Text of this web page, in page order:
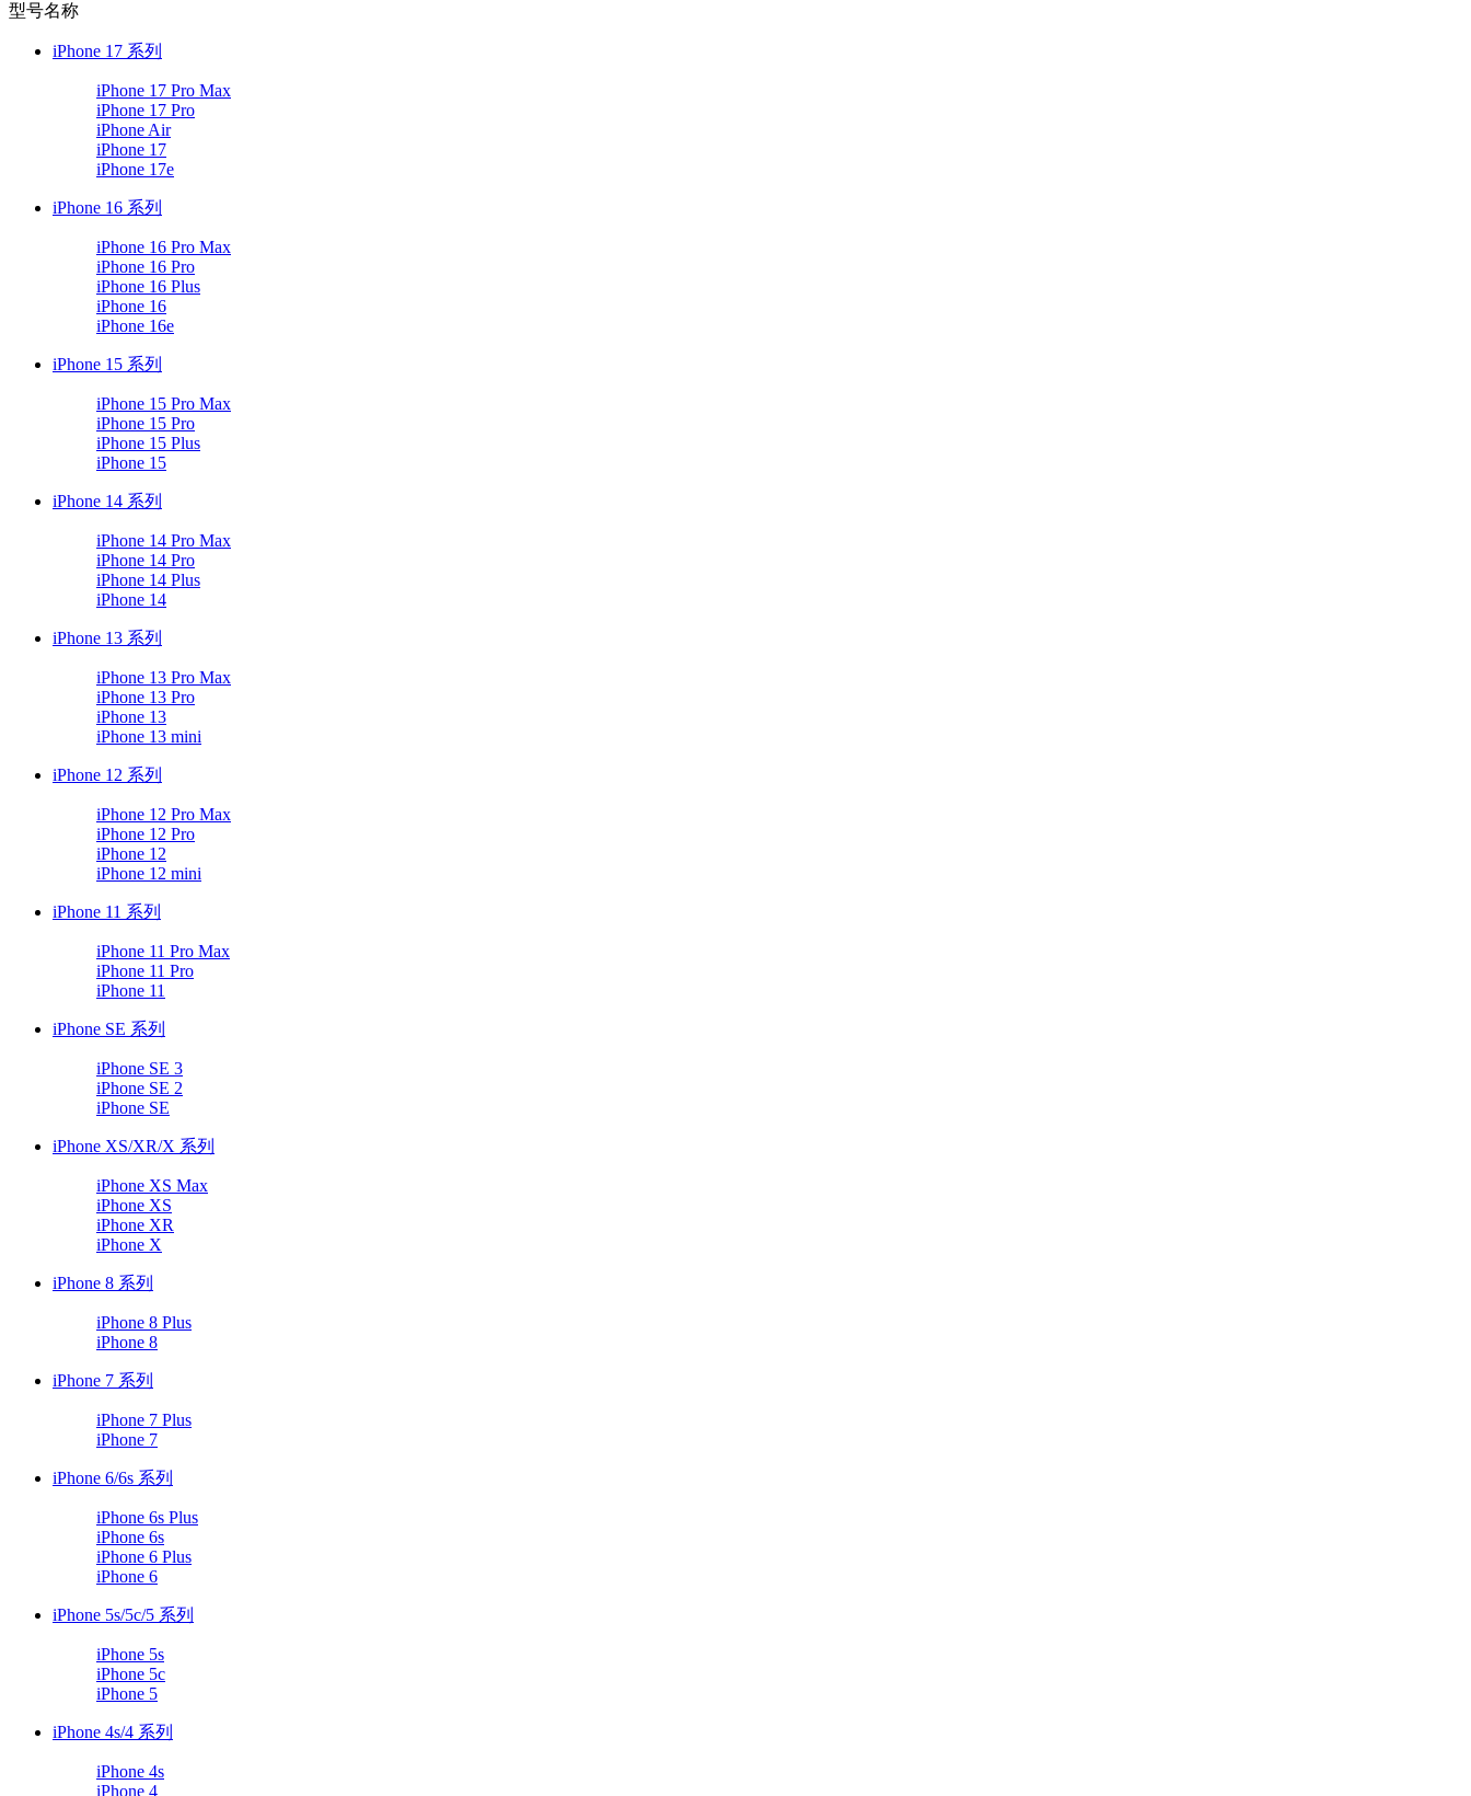
型号名称
iPhone 17 系列
iPhone 17 Pro Max
iPhone 17 Pro
iPhone Air
iPhone 17
iPhone 17e
iPhone 16 系列
iPhone 16 Pro Max
iPhone 16 Pro
iPhone 16 Plus
iPhone 16
iPhone 16e
iPhone 15 系列
iPhone 15 Pro Max
iPhone 15 Pro
iPhone 15 Plus
iPhone 15
iPhone 14 系列
iPhone 14 Pro Max
iPhone 14 Pro
iPhone 14 Plus
iPhone 14
iPhone 13 系列
iPhone 13 Pro Max
iPhone 13 Pro
iPhone 13
iPhone 13 mini
iPhone 12 系列
iPhone 12 Pro Max
iPhone 12 Pro
iPhone 12
iPhone 12 mini
iPhone 11 系列
iPhone 11 Pro Max
iPhone 11 Pro
iPhone 11
iPhone SE 系列
iPhone SE 3
iPhone SE 2
iPhone SE
iPhone XS/XR/X 系列
iPhone XS Max
iPhone XS
iPhone XR
iPhone X
iPhone 8 系列
iPhone 8 Plus
iPhone 8
iPhone 7 系列
iPhone 7 Plus
iPhone 7
iPhone 6/6s 系列
iPhone 6s Plus
iPhone 6s
iPhone 6 Plus
iPhone 6
iPhone 5s/5c/5 系列
iPhone 5s
iPhone 5c
iPhone 5
iPhone 4s/4 系列
iPhone 4s
iPhone 4